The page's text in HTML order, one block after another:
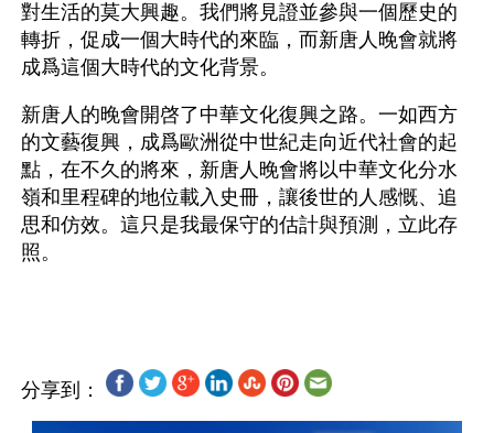
對生活的莫大興趣。我們將見證並參與一個歷史的
轉折，促成一個大時代的來臨，而新唐人晚會就將
成爲這個大時代的文化背景。
新唐人的晚會開啓了中華文化復興之路。一如西方
的文藝復興，成爲歐洲從中世紀走向近代社會的起
點，在不久的將來，新唐人晚會將以中華文化分水
嶺和里程碑的地位載入史冊，讓後世的人感慨、追
思和仿效。這只是我最保守的估計與預測，立此存
照。
分享到：